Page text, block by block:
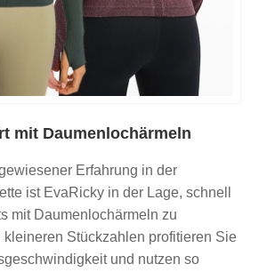
mit Daumenlochärmeln
Erfahrung in der
ist EvaRicky in der Lage, schnell
mit Daumenlochärmeln zu
kleineren Stückzahlen profitieren Sie
und nutzen so